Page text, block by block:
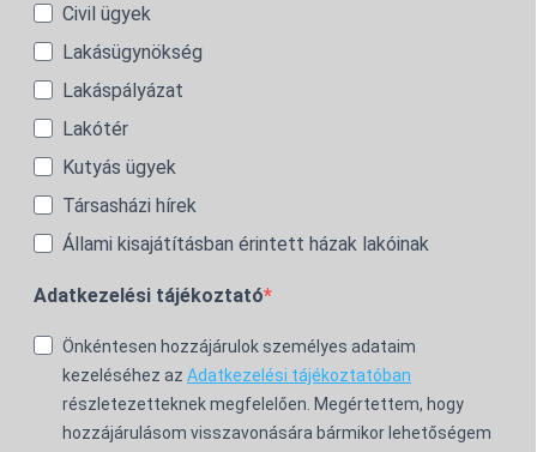
Civil ügyek
Lakásügynökség
Lakáspályázat
Lakótér
Kutyás ügyek
Társasházi hírek
Állami kisajátításban érintett házak lakóinak
Adatkezelési tájékoztató
Önkéntesen hozzájárulok személyes adataim
kezeléséhez az Adatkezelési tájékoztatóban
részletezetteknek megfelelően. Megértettem, hogy
hozzájárulásom visszavonására bármikor lehetőségem